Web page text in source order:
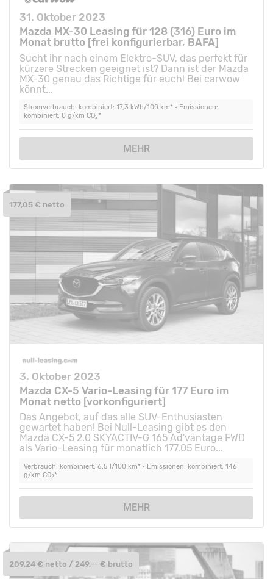
31. Oktober 2023
Mazda MX-30 Leasing für 128 (316) Euro im
Monat brutto [frei konfigurierbar, BAFA]
Sucht ihr nach einem Elektro-SUV, das perfekt für
kürzere Strecken geeignet ist? Dann ist der Mazda
MX-30 genau das Richtige für euch! Bei carwow
könnt...
Stromverbrauch: kombiniert: 17,3 kWh/100 km* • Emissionen:
kombiniert: 0 g/km CO2*
MEHR
3. Oktober 2023
Mazda CX-5 Vario-Leasing für 177 Euro im
Monat netto [vorkonfiguriert]
Das Angebot, auf das alle SUV-Enthusiasten
gewartet haben! Bei Null-Leasing gibt es den
Mazda CX-5 2.0 SKYACTIV-G 165 Ad'vantage FWD
als Vario-Leasing für monatlich 177,05 Euro...
Verbrauch: kombiniert: 6,5 l/100 km* • Emissionen: kombiniert: 146
g/km CO2*
MEHR
177,05 € netto
209,24 € netto / 249,-- € brutto